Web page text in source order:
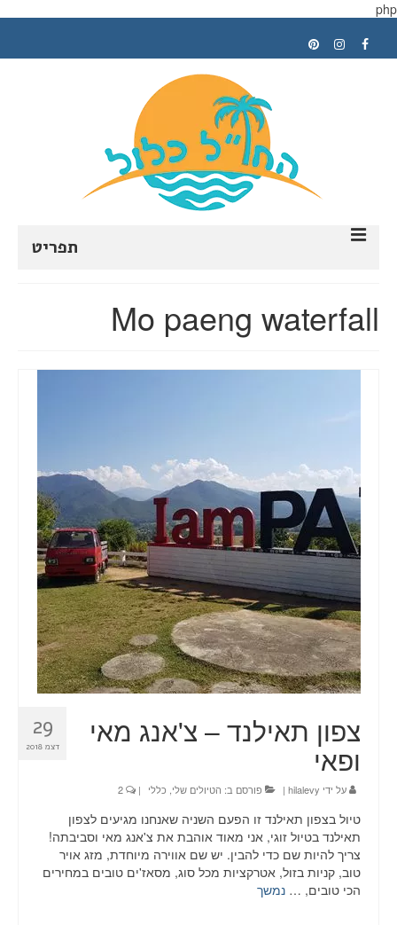
php
תפריט
תכנון טיול
טיפים
חדשות
אודות
צור קשר
Planning a trip? Here it all begins!
עמוד הבית
Mo paeng waterfall
29
דצמ 2018 צפון תאילנד – צ'אנג מאי
ופאי
על ידי hilalevy
| פורסם ב: הטיולים שלי כללי |
טיול בצפון תאילנד זו הפעם השניה שאנחנו מגיעים לצפון
תאילנד בטיול זוגי, אני מאוד אוהבת את צ'אנג מאי וסביבתה!
צריך להיות שם כדי להבין. יש שם אווירה מיוחדת, מזג אויר
טוב, קניות בזול, אטרקציות מכל סוג, מסאז'ים טובים במחירים
הכי טובים, … נמשך